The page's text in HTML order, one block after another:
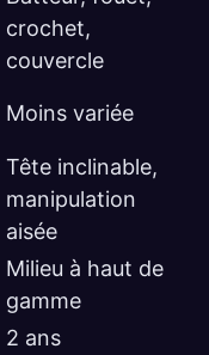
crochet,
couvercle
Moins variée
Tête inclinable,
manipulation
aisée
Milieu à haut de
gamme
2 ans